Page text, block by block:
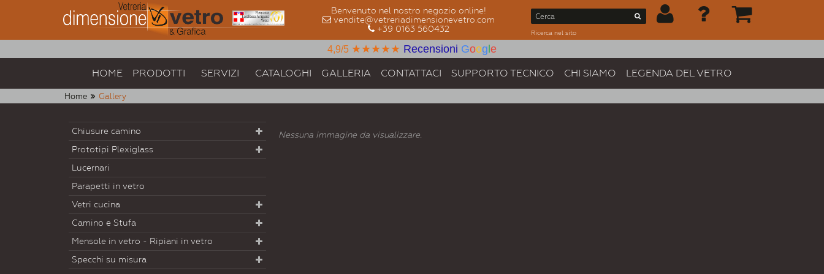
Benvenuto nel nostro negozio online!
vendite@vetreriadimensionevetro.com
+39 0163 560432
Ricerca nel sito
4,9/5 ★★★★★ Recensioni Goog e
HOME PRODOTTI SERVIZI CATALOGHI GALLERIA CONTATTACI SUPPORTO TECNICO CHI SIAMO LEGENDA DEL VETRO
Home Gallery
Chiusure camino
Prototipi Plexiglass
Lucernari
Parapetti in vetro
Vetri cucina
Camino e Stufa
Mensole in vetro - Ripiani in vetro
Specchi su misura
Nessuna immagine da visualizzare.